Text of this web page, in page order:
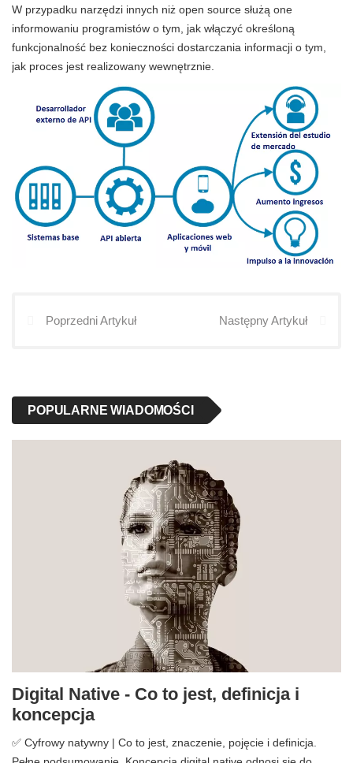
W przypadku narzędzi innych niż open source służą one
informowaniu programistów o tym, jak włączyć określoną
funkcjonalność bez konieczności dostarczania informacji o tym,
jak proces jest realizowany wewnętrznie.
Poprzedni Artykuł Następny Artykuł
POPULARNE WIADOMOŚCI
Digital Native - Co to jest, definicja i
koncepcja
✅ Cyfrowy natywny | Co to jest, znaczenie, pojęcie i definicja.